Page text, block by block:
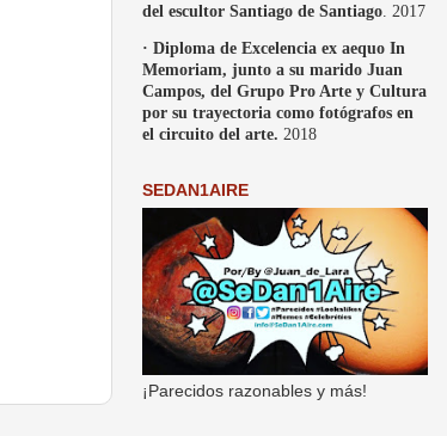
del escultor Santiago de Santiago . 2017
· Diploma de Excelencia ex aequo In
Memoriam, junto a su marido Juan
Campos, del Grupo Pro Arte y Cultura
por su trayectoria como fotógrafos en
el circuito del arte. 2018
SEDAN1AIRE
¡Parecidos razonables y más!